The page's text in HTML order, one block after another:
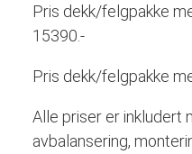
Pris dekk/felgpakke
15390.-
Pris dekk/felgpakke
Alle priser er inkludert
avbalansering,